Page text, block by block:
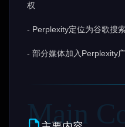
权
- Perplexity定位为谷歌搜
- 部分媒体加入Perplexity